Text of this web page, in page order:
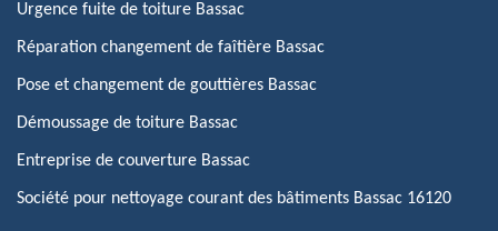
Urgence fuite de toiture Bassac
Réparation changement de faîtière Bassac
Pose et changement de gouttières Bassac
Démoussage de toiture Bassac
Entreprise de couverture Bassac
Société pour nettoyage courant des bâtiments Bassac 16120